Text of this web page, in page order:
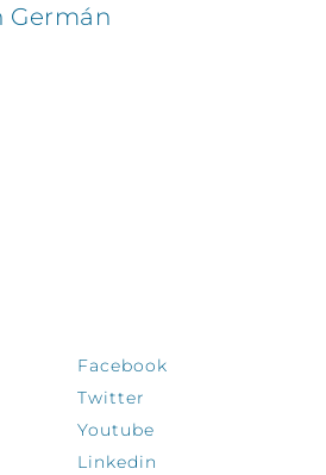
Germán
Facebook
Twitter
Youtube
Linkedin